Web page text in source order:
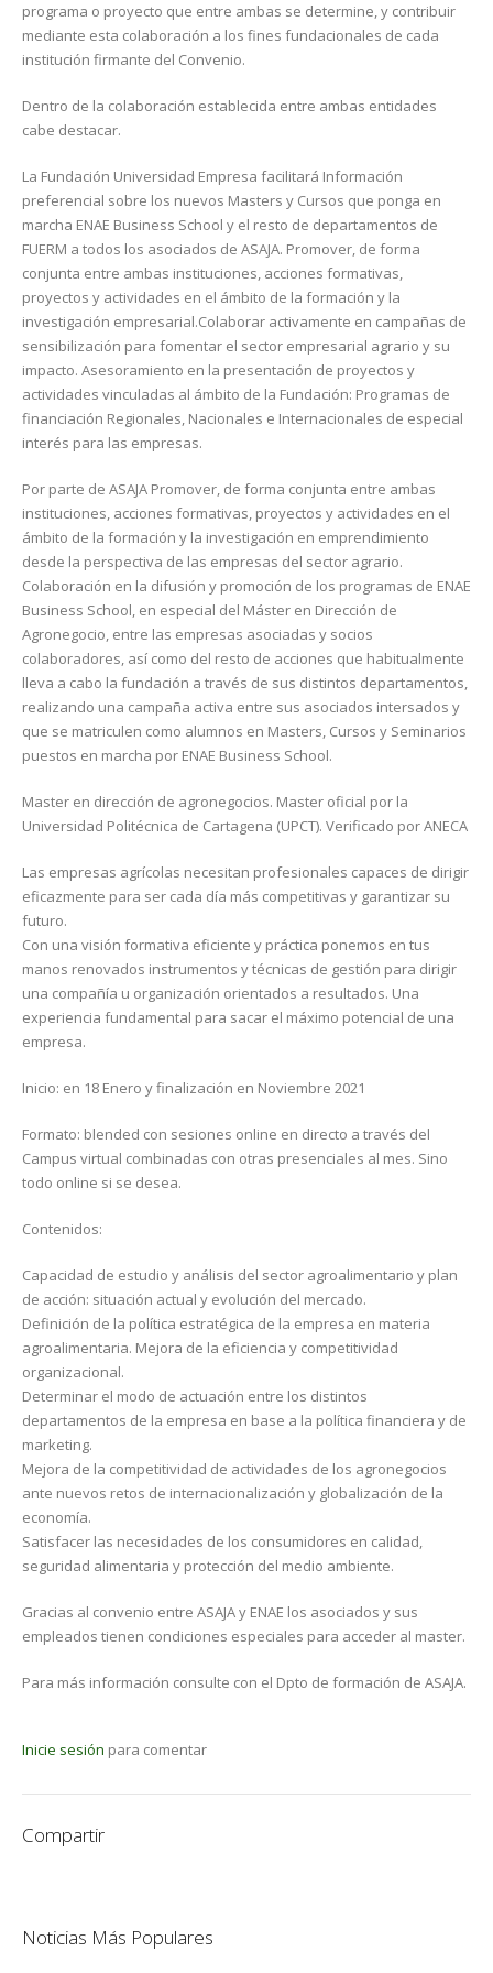
programa o proyecto que entre ambas se determine, y contribuir
mediante esta colaboración a los fines fundacionales de cada
institución firmante del Convenio.
Dentro de la colaboración establecida entre ambas entidades
cabe destacar.
La Fundación Universidad Empresa facilitará Información
preferencial sobre los nuevos Masters y Cursos que ponga en
marcha ENAE Business School y el resto de departamentos de
FUERM a todos los asociados de ASAJA. Promover, de forma
conjunta entre ambas instituciones, acciones formativas,
proyectos y actividades en el ámbito de la formación y la
investigación empresarial.Colaborar activamente en campañas de
sensibilización para fomentar el sector empresarial agrario y su
impacto. Asesoramiento en la presentación de proyectos y
actividades vinculadas al ámbito de la Fundación: Programas de
financiación Regionales, Nacionales e Internacionales de especial
interés para las empresas.
Por parte de ASAJA Promover, de forma conjunta entre ambas
instituciones, acciones formativas, proyectos y actividades en el
ámbito de la formación y la investigación en emprendimiento
desde la perspectiva de las empresas del sector agrario.
Colaboración en la difusión y promoción de los programas de ENAE
Business School, en especial del Máster en Dirección de
Agronegocio, entre las empresas asociadas y socios
colaboradores, así como del resto de acciones que habitualmente
lleva a cabo la fundación a través de sus distintos departamentos,
realizando una campaña activa entre sus asociados intersados y
que se matriculen como alumnos en Masters, Cursos y Seminarios
puestos en marcha por ENAE Business School.
Master en dirección de agronegocios. Master oficial por la
Universidad Politécnica de Cartagena (UPCT). Verificado por ANECA
Las empresas agrícolas necesitan profesionales capaces de dirigir
eficazmente para ser cada día más competitivas y garantizar su
futuro.
Con una visión formativa eficiente y práctica ponemos en tus
manos renovados instrumentos y técnicas de gestión para dirigir
una compañía u organización orientados a resultados. Una
experiencia fundamental para sacar el máximo potencial de una
empresa.
Inicio: en 18 Enero y finalización en Noviembre 2021
Formato: blended con sesiones online en directo a través del
Campus virtual combinadas con otras presenciales al mes. Sino
todo online si se desea.
Contenidos:
Capacidad de estudio y análisis del sector agroalimentario y plan
de acción: situación actual y evolución del mercado.
Definición de la política estratégica de la empresa en materia
agroalimentaria. Mejora de la eficiencia y competitividad
organizacional.
Determinar el modo de actuación entre los distintos
departamentos de la empresa en base a la política financiera y de
marketing.
Mejora de la competitividad de actividades de los agronegocios
ante nuevos retos de internacionalización y globalización de la
economía.
Satisfacer las necesidades de los consumidores en calidad,
seguridad alimentaria y protección del medio ambiente.
Gracias al convenio entre ASAJA y ENAE los asociados y sus
empleados tienen condiciones especiales para acceder al master.
Para más información consulte con el Dpto de formación de ASAJA.
Inicie sesión para comentar
Compartir
Noticias Más Populares